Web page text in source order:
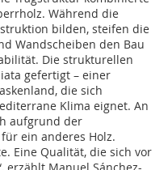
Während die
bilden, steifen die
Wandscheiben den Bau
Die strukturellen
gefertigt – einer
die sich
Klima eignet. An
aufgrund der
ein anderes Holz.
Eine Qualität, die sich vor
erzählt Manuel Sánchez-